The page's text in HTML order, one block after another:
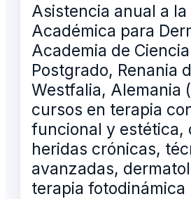
Asistencia anual a la
Académica para
Academia de
Postgrado, Renania
Westfalia, Alemania
cursos en terapia
funcional y estética,
heridas crónicas,
avanzadas,
terapia fotodinámica